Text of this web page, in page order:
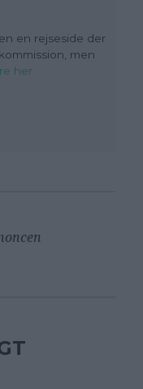
en rejseside der
men
her